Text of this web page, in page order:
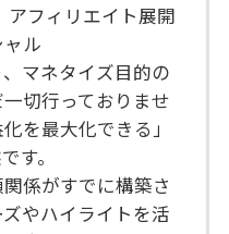
フィリエイト展開
ル
マネタイズ目的の
切行っておりませ
を最大化できる」
す。
係がすでに構築さ
やハイライトを活